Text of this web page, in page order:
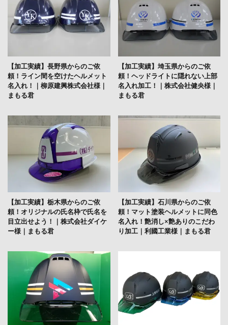
【加工実績】長野県からのご依
頼！ライン間を空けたヘルメット
名入れ！｜柳原建興株式会社様｜
まもる君
【加工実績】埼玉県からのご依
頼！ヘッドライトに隠れない上部
名入れ加工！｜株式会社健央様｜
まもる君
【加工実績】栃木県からのご依
頼！オリジナルの氏名枠で氏名を
目立出せよう！｜株式会社ダイケ
ー様｜まもる君
【加工実績】石川県からのご依
頼！マット塗装ヘルメットに同色
名入れ！艶消し×艶ありのこだわ
り加工｜利國工業様｜まもる君